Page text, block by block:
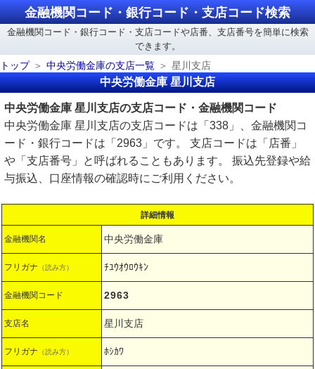
金融機関コード・銀行コード・支店コード検索
金融機関コード・銀行コード・支店コードや店番、支店番号を簡単に検索
できます。
トップ
中央労働金庫の支店一覧 星川支店
中央労働金庫 星川支店
中央労働金庫 星川支店の支店コード・金融機関コード
中央労働金庫 星川支店の支店コードは「338」、金融機関コ
ード・銀行コードは「2963」です。 支店コードは「店番」
や「支店番号」と呼ばれることもあります。 振込先登録や給
与振込、口座情報の確認時にご利用ください。
詳細情報
金融機関名 中央労働金庫
フリガナ （読み方） ﾁﾕｳｵｳﾛｳｷﾝ
金融機関コード 2963
支店名 星川支店
フリガナ （読み方） ﾎｼｶﾜ